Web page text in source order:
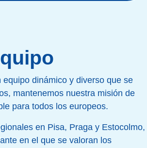
dinámico y diverso que se
mantenemos nuestra misión de
para todos los europeos.
en Pisa, Praga y Estocolmo,
en el que se valoran los